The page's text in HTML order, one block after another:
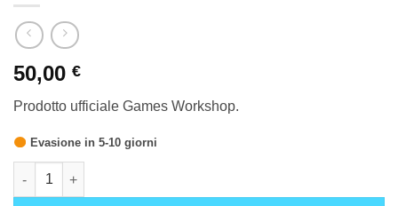
50,00 €
Prodotto ufficiale Games Workshop.
Evasione in 5-10 giorni
KAPO ZKIANTA SU TROGGOTH BRUTO DEL PANTA quantità